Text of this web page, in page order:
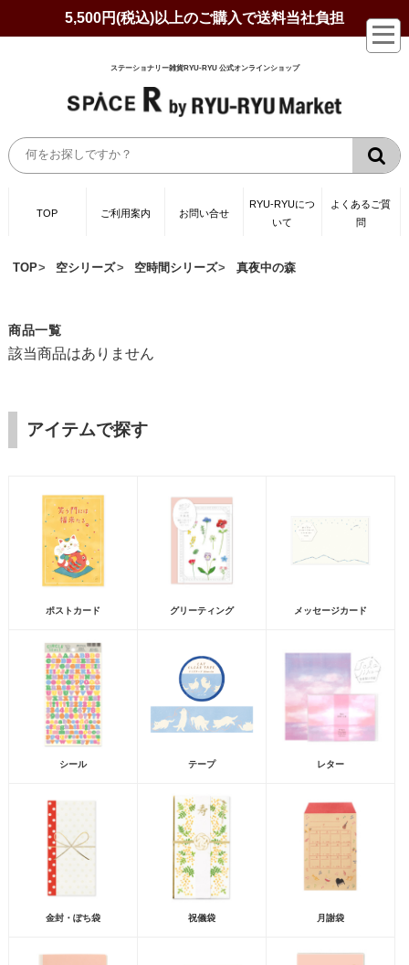
5,500円(税込)以上のご購入で送料当社負担
ステーショナリー雑貨RYU-RYU 公式オンラインショップ
TOP ご利用案内 お問い合せ
RYU-RYUにつ
いて
よくあるご質
問
TOP 空シリーズ 空時間シリーズ 真夜中の森
商品一覧
該当商品はありません
アイテムで探す
ポストカード グリーティング メッセージカード
シール テープ レター
金封・ぽち袋 祝儀袋 月謝袋